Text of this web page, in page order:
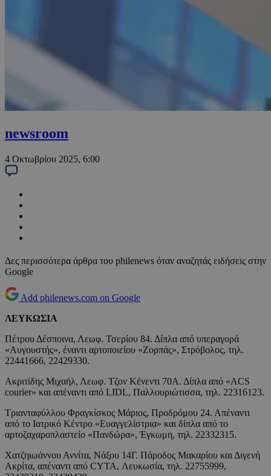
newsroom
4 Οκτωβρίου 2025, 6:00
Δες περισσότερα άρθρα του philenews όταν αναζητάς ειδήσεις στην
Google
Add philenews.com on Google
ΛΕΥΚΩΣΙΑ
Πέτρου Δέσποινα, Λεωφ. Τσερίου 84. Δίπλα από υπεραγορά
«Αυγουστής», έναντι αρτοποιείου «Ζορπάς», Στρόβολος, τηλ.
22441666, 22429330.
Ακριτίδης Μιχαήλ, Λεωφ. Τζον Κένεντι 70Α. Δίπλα από «ACS
courier» και απέναντι από LIDL, Παλλουριώτισσα, τηλ. 22316123.
Τριανταφύλλου Φραγκίσκος Μάριος, Προδρόμου 24. Απέναντι
από το Ιατρικό Κέντρο «Ευαγγελίστρια» και δίπλα από το
αρτοζαχαροπλαστείο «Πανδώρα», Έγκωμη, τηλ. 22332315.
Χατζηιωάννου Αννίτα, Νάξου 14Γ. Πάροδος Μακαρίου και Διγενή
Ακρίτα, απέναντι από CYTA, Λευκωσία, τηλ. 22755999,